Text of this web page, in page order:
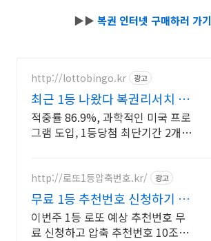
▶▶ 복권 인터넷 구매하러 가기
http://lottobingo.kr 광고
최근 1등 나왔다 복권리서치 매
주 2등 이상 당첨자 속출
적중률 86.9%, 과학적인 미국 프로
그램 도입, 1등당첨 최단기간 2개월
http://로또1등압축번호.kr/ 광고
무료 1등 추천번호 신청하기 이
번주 1등 추천번호무료받기
이번주 1등 로또 예상 추천번호 무
료 신청하고 압축 추천번호 10조합